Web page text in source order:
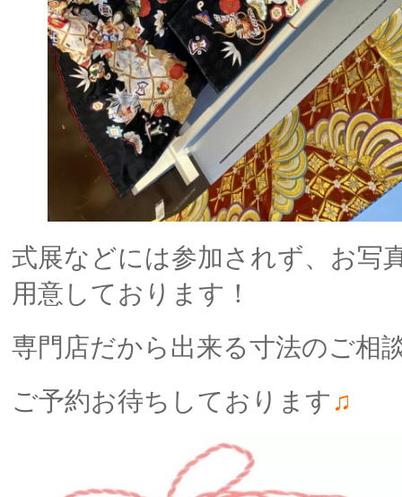
式展などには参加されず、お写
用意しております！
専門店だから出来る寸法のご相
ご予約お待ちしております ♫